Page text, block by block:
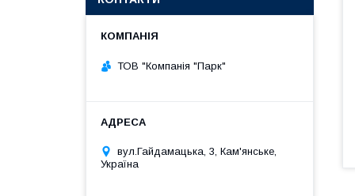
ТОВ "Компанія "Парк"
вул.Гайдамацька, 3, Кам'янське,
Україна